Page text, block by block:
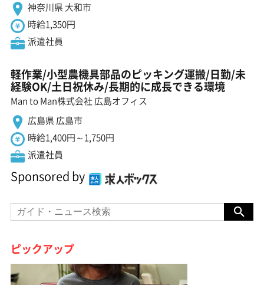
神奈川県 大和市
時給1,350円
派遣社員
軽作業/小型農機具部品のピッキング運搬/日勤/未
経験OK/土日祝休み/長期的に成長できる環境
Man to Man株式会社 広島オフィス
広島県 広島市
時給1,400円～1,750円
派遣社員
Sponsored by
ピックアップ